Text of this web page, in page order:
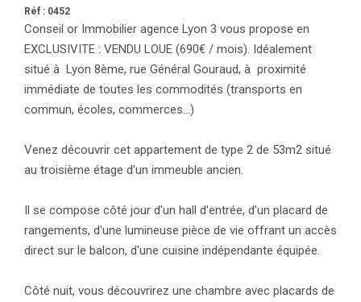
CONTACT
Réf : 0452
Conseil or Immobilier agence Lyon 3 vous propose en
EXCLUSIVITE : VENDU LOUE (690€ / mois). Idéalement
situé à Lyon 8ème, rue Général Gouraud, à proximité
immédiate de toutes les commodités (transports en
commun, écoles, commerces...)
Venez découvrir cet appartement de type 2 de 53m2 situé
au troisième étage d'un immeuble ancien.
Il se compose côté jour d'un hall d'entrée, d'un placard de
rangements, d'une lumineuse pièce de vie offrant un accès
direct sur le balcon, d'une cuisine indépendante équipée.
Côté nuit, vous découvrirez une chambre avec placards de